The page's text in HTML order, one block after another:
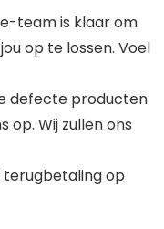
team is klaar om
op te lossen. Voel
defecte producten
Wij zullen ons
op